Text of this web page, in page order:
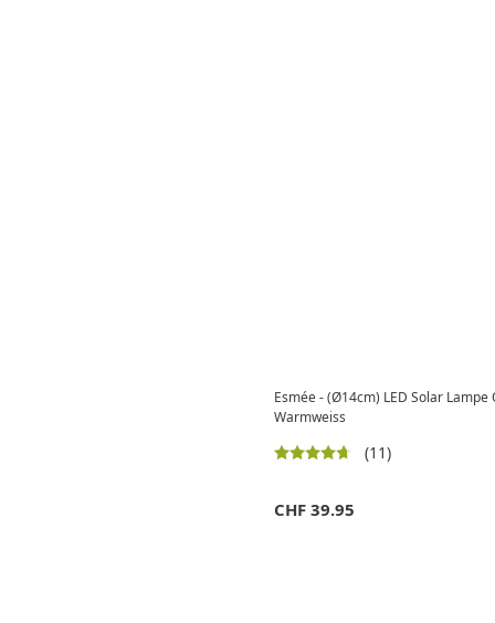
Esmée - (Ø14cm) LED Solar
Warmweiss
(11)
CHF 39.95